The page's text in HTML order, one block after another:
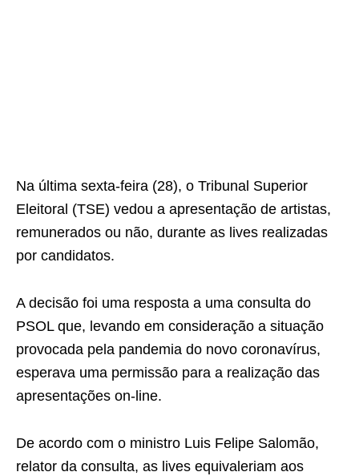
Na última sexta-feira (28), o Tribunal Superior
Eleitoral (TSE) vedou a apresentação de artistas,
remunerados ou não, durante as lives realizadas
por candidatos.
A decisão foi uma resposta a uma consulta do
PSOL que, levando em consideração a situação
provocada pela pandemia do novo coronavírus,
esperava uma permissão para a realização das
apresentações on-line.
De acordo com o ministro Luis Felipe Salomão,
relator da consulta, as lives equivaleriam aos